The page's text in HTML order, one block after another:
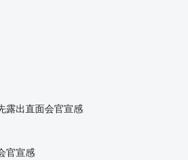
露出直面会官宣感
官宣感